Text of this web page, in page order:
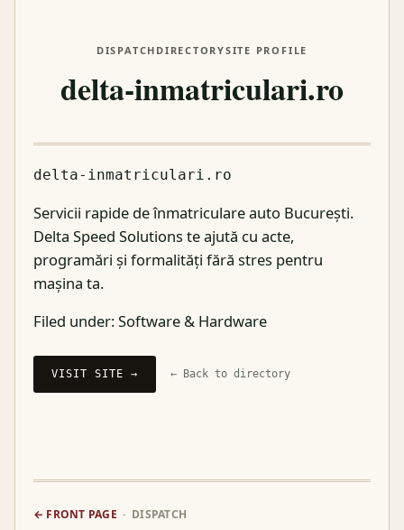
DISPATCH DIRECTORYSITE PROFILE
delta-inmatriculari.ro
delta-inmatriculari.ro
Servicii rapide de înmatriculare auto București.
Delta Speed Solutions te ajută cu acte,
programări și formalități fără stres pentru
mașina ta.
Filed under:Software & Hardware
VISIT SITE → ← Back to directory
← FRONT PAGE · DISPATCH